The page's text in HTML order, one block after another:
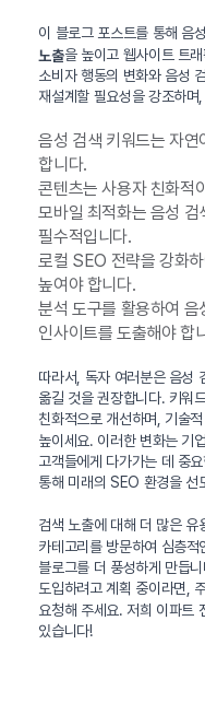
이 블로그 포스트를 통해 음
노출을 높이고 웹사이트 트
소비자 행동의 변화와 음성
재설계할 필요성을 강조하
음성 검색 키워드는 자
합니다.
콘텐츠는 사용자 친화적
모바일 최적화는 음성 검
필수적입니다.
로컬 SEO 전략을 강화
높여야 합니다.
분석 도구를 활용하여
인사이트를 도출해야 합
따라서, 독자 여러분은 음성
옮길 것을 권장합니다. 키워
친화적으로 개선하며, 기술
높이세요. 이러한 변화는 기
고객들에게 다가가는 데 중
통해 미래의 SEO 환경을 선
검색 노출에 대해 더 많은 유
카테고리를 방문하여 심층
블로그를 더 풍성하게 만듭
도입하려고 계획 중이라면,
요청해 주세요. 저희 이파트
있습니다!